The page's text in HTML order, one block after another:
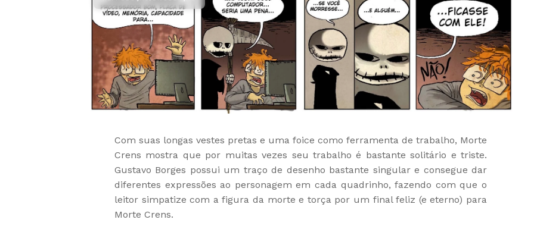
Com suas longas vestes pretas e uma foice como ferramenta de trabalho, Morte
Crens mostra que por muitas vezes seu trabalho é bastante solitário e triste.
Gustavo Borges possui um traço de desenho bastante singular e consegue dar
diferentes expressões ao personagem em cada quadrinho, fazendo com que o
leitor simpatize com a figura da morte e torça por um final feliz (e eterno) para
Morte Crens.